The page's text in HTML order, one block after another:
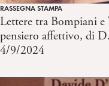
RASSEGNA STAMPA
Lettere tra Bompiani e
pensiero affettivo, di
4/9/2024